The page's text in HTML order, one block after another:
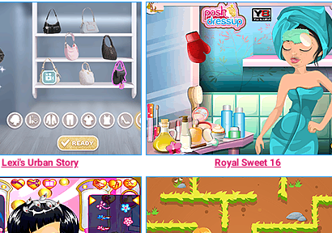
Lexi's Urban Story Royal Sweet 16